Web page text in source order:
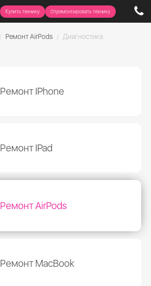
Купить технику Отремонтировать технику
Ремонт AirPods Диагностика
Ремонт IPhone
Ремонт IPad
Ремонт AirPods
Ремонт MacBook